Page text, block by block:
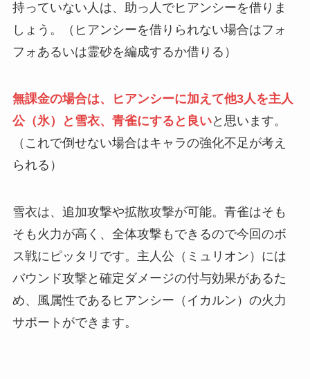
持っていない人は、助っ人でヒアンシーを借りま
しょう。（ヒアンシーを借りられない場合はフォ
フォあるいは霊砂を編成するか借りる）
無課金の場合は、ヒアンシーに加えて他3人を主人
公（氷）と雪衣、青雀にすると良いと思います。
（これで倒せない場合はキャラの強化不足が考え
られる）
雪衣は、追加攻撃や拡散攻撃が可能。青雀はそも
そも火力が高く、全体攻撃もできるので今回のボ
ス戦にピッタリです。主人公（ミュリオン）には
バウンド攻撃と確定ダメージの付与効果があるた
め、風属性であるヒアンシー（イカルン）の火力
サポートができます。